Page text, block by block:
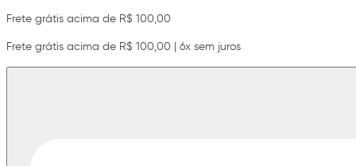
Frete grátis acima de R$ 100,00
Frete grátis acima de R$ 100,00 | 6x sem juros